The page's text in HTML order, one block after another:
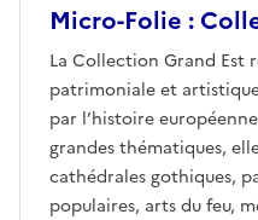
Micro-Folie :
La Collection Grand Est
patrimoniale et
par l’histoire
grandes thématiques,
cathédrales gothiques,
populaires, arts du feu,